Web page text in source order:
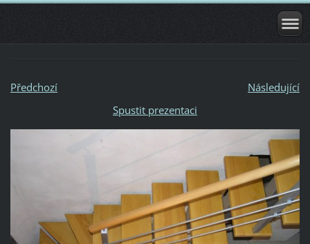
Předchozí
Následující
Spustit prezentaci